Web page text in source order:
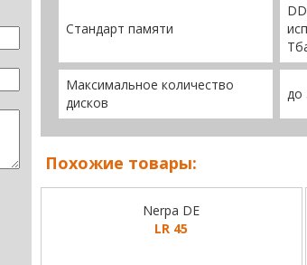
Стандарт памяти
Максимальное количество
дисков
до
Похожие товары:
Nerpa DE
LR 45